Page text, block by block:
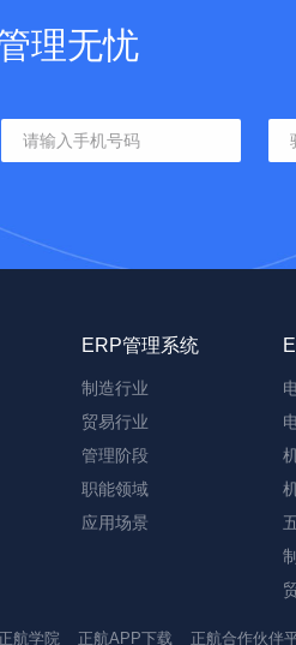
理无忧
ERP管理系统
制造行业
贸易行业
管理阶段
职能领域
应用场景
正航学院 正航APP下载 正航合作伙伴